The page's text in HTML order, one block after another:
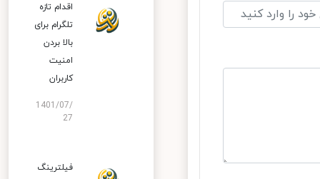
اقدام تازه
تلگرام برای
بالا بردن
امنیت
کاربران
1401/07/
27
فیلترینگ